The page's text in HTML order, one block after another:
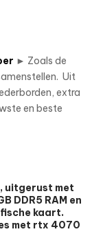
► Zoals de
Uit
extra
en beste
uitgerust met
DDR5 RAM en
kaart.
met rtx 4070